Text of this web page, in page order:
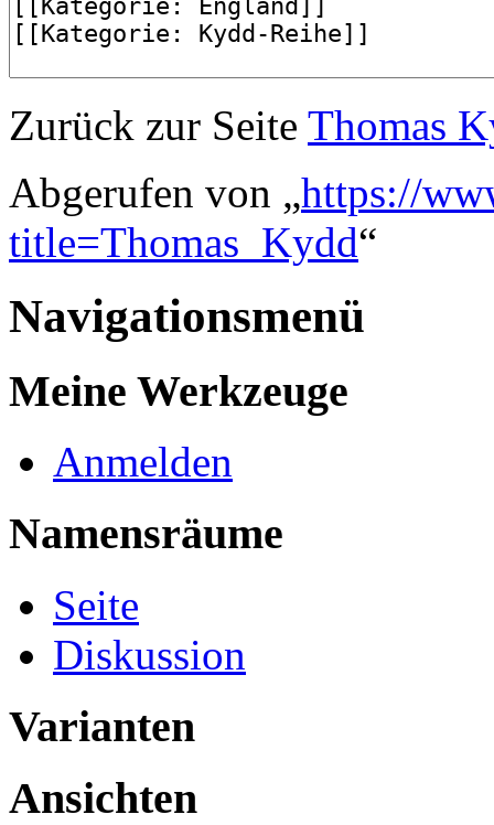
Zurück zur Seite Thomas
Abgerufen von „https://
title=Thomas_Kydd“
Navigationsmenü
Meine Werkzeuge
Anmelden
Namensräume
Seite
Diskussion
Varianten
Ansichten